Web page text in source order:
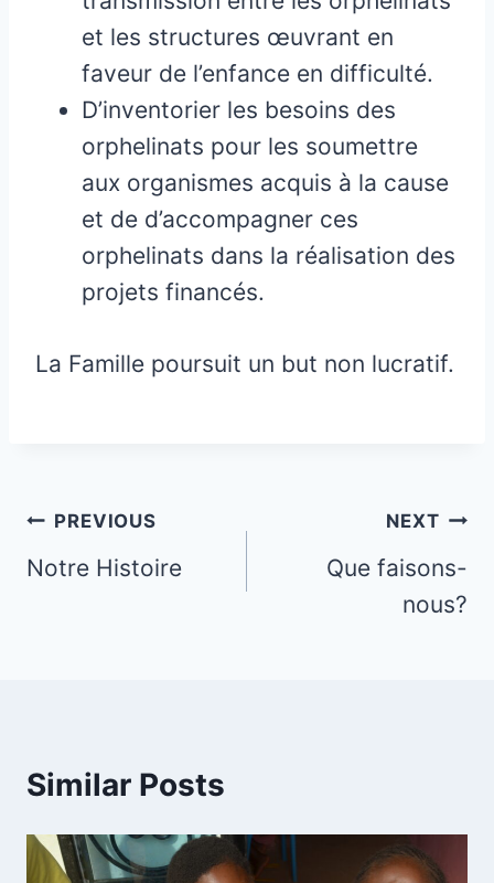
et les structures œuvrant en
faveur de l’enfance en difficulté.
D’inventorier les besoins des
orphelinats pour les soumettre
aux organismes acquis à la cause
et de d’accompagner ces
orphelinats dans la réalisation des
projets financés.
La Famille poursuit un but non lucratif.
Post
navigation
PREVIOUS
Notre Histoire
NEXT
Que faisons-
nous?
Similar Posts